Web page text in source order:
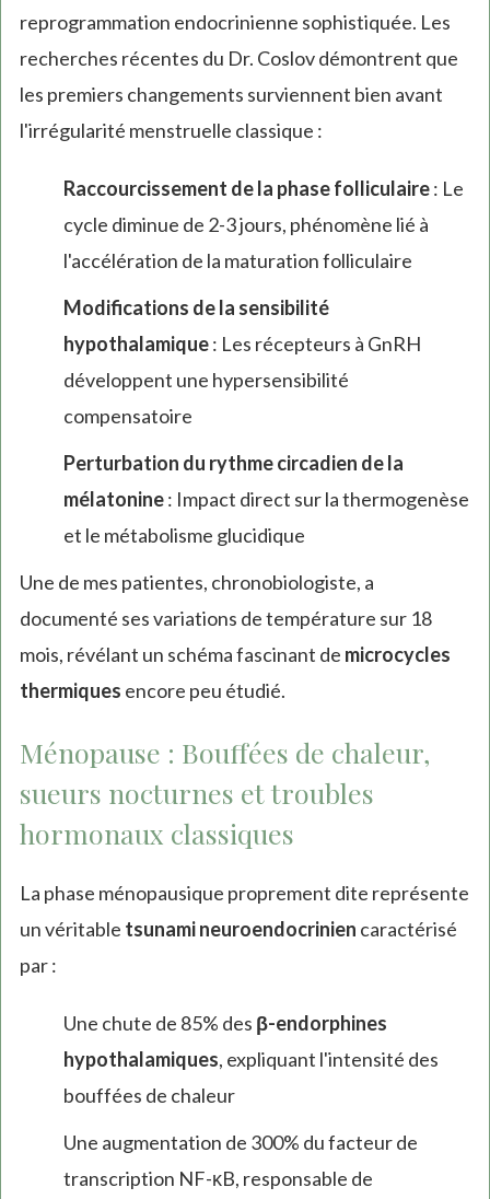
reprogrammation endocrinienne sophistiquée. Les
recherches récentes du Dr. Coslov démontrent que
les premiers changements surviennent bien avant
l'irrégularité menstruelle classique :
Raccourcissement de la phase folliculaire: Le
cycle diminue de 2-3 jours, phénomène lié à
l'accélération de la maturation folliculaire
Modifications de la sensibilité
hypothalamique: Les récepteurs à GnRH
développent une hypersensibilité
compensatoire
Perturbation du rythme circadien de la
mélatonine: Impact direct sur la thermogenèse
et le métabolisme glucidique
Une de mes patientes, chronobiologiste, a
documenté ses variations de température sur 18
mois, révélant un schéma fascinant de microcycles
thermiques encore peu étudié.
Ménopause : Bouffées de chaleur,
sueurs nocturnes et troubles
hormonaux classiques
La phase ménopausique proprement dite représente
un véritable tsunami neuroendocrinien caractérisé
par :
Une chute de 85% des β-endorphines
hypothalamiques, expliquant l'intensité des
bouffées de chaleur
Une augmentation de 300% du facteur de
transcription NF-κB, responsable de